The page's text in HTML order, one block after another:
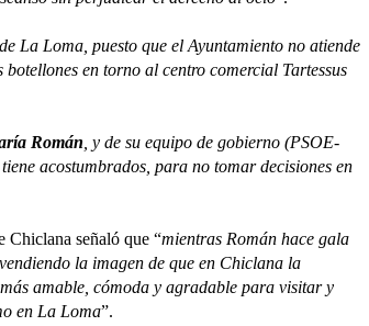
La Loma, puesto que el Ayuntamiento no atiende
en torno al centro comercial Tartessus
Román , y de su equipo de gobierno (PSOE-
acostumbrados, para no tomar decisiones en
Chiclana señaló que “mientras Román hace gala
la imagen de que en Chiclana la
amable, cómoda y agradable para visitar y
en La Loma”.